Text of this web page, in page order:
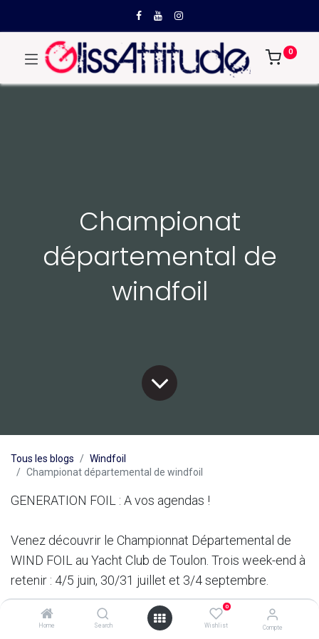
Home Search
0
Wishlist Compte
0
Championat
départemental de
windfoil
Tous les blogs
Windfoil
Championat départemental de windfoil
GENERATION FOIL : A vos agendas !
Venez découvrir le Championnat Départemental de
WIND FOIL au Yacht Club de Toulon. Trois week-end à
retenir : 4/5 juin, 30/31 juillet et 3/4 septembre.
Rejoignez-nous le 4 juin vers 18h, pour découvrir tous